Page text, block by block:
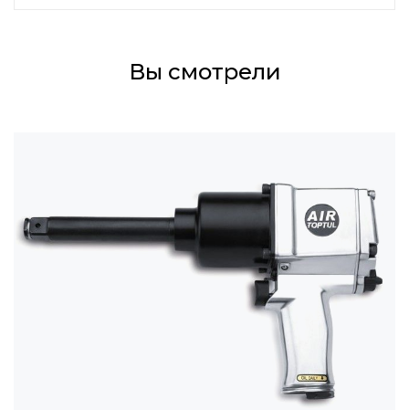
Вы смотрели